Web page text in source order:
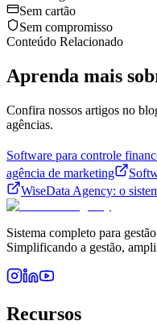
Sem cartão
Sem compromisso
Conteúdo Relacionado
Aprenda mais
Confira nossos artigos no
agências.
Software para controle
agência de marketing
WiseData Agency: o
Sistema completo para
Simplificando a gestão,
Recursos